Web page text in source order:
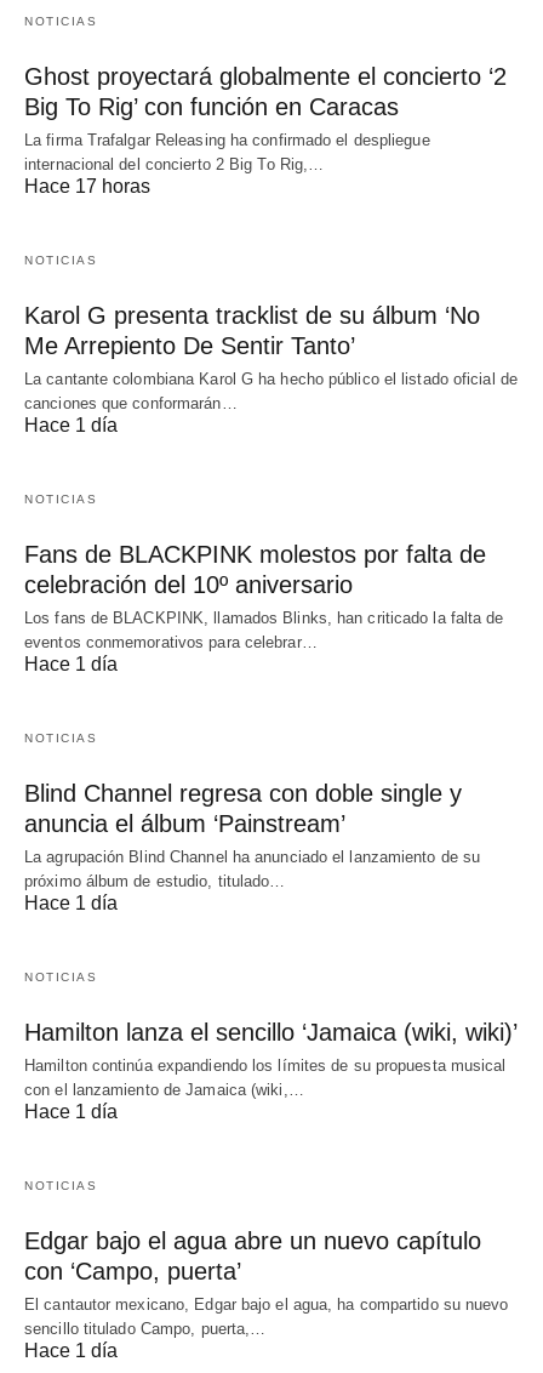
NOTICIAS
Ghost proyectará globalmente el concierto ‘2
Big To Rig’ con función en Caracas
La firma Trafalgar Releasing ha confirmado el despliegue
internacional del concierto 2 Big To Rig,…
Hace 17 horas
NOTICIAS
Karol G presenta tracklist de su álbum ‘No
Me Arrepiento De Sentir Tanto’
La cantante colombiana Karol G ha hecho público el listado oficial de
canciones que conformarán…
Hace 1 día
NOTICIAS
Fans de BLACKPINK molestos por falta de
celebración del 10º aniversario
Los fans de BLACKPINK, llamados Blinks, han criticado la falta de
eventos conmemorativos para celebrar…
Hace 1 día
NOTICIAS
Blind Channel regresa con doble single y
anuncia el álbum ‘Painstream’
La agrupación Blind Channel ha anunciado el lanzamiento de su
próximo álbum de estudio, titulado…
Hace 1 día
NOTICIAS
Hamilton lanza el sencillo ‘Jamaica (wiki, wiki)’
Hamilton continúa expandiendo los límites de su propuesta musical
con el lanzamiento de Jamaica (wiki,…
Hace 1 día
NOTICIAS
Edgar bajo el agua abre un nuevo capítulo
con ‘Campo, puerta’
El cantautor mexicano, Edgar bajo el agua, ha compartido su nuevo
sencillo titulado Campo, puerta,…
Hace 1 día